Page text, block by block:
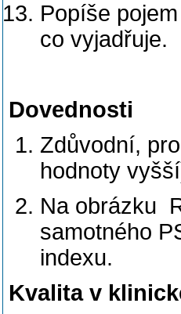
Popíše
co vyjadřuje.
Dovednosti
Zdůvodní,
hodnoty
Na obrázku
samotného
indexu.
Kvalita v